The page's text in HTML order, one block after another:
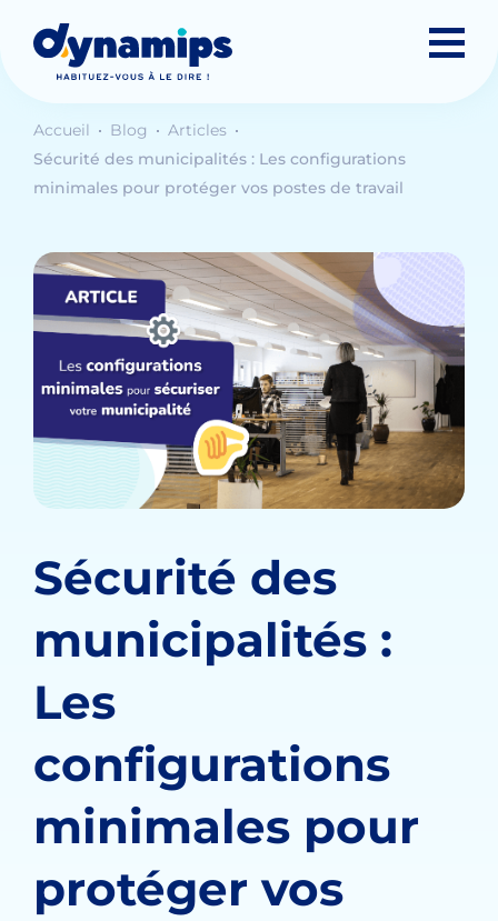
Accueil Blog
Articles
Sécurité des municipalités : Les configurations
minimales pour protéger vos postes de travail
Sécurité des
municipalités :
Les
configurations
minimales pour
protéger vos